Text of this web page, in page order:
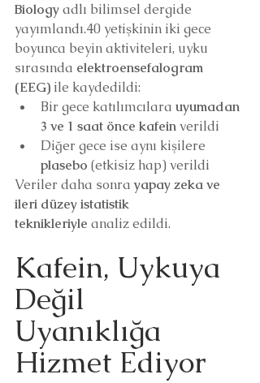
Biology adlı bilimsel dergide
yayımlandı.40 yetişkinin iki gece
boyunca beyin aktiviteleri, uyku
sırasında elektroensefalogram
(EEG) ile kaydedildi:
Bir gece katılımcılara uyumadan
3 ve 1 saat önce kafein verildi
Diğer gece ise aynı kişilere
plasebo (etkisiz hap) verildi
Veriler daha sonra yapay zeka ve
ileri düzey istatistik
teknikleriyle analiz edildi.
Kafein, Uykuya
Değil
Uyanıklığa
Hizmet Ediyor